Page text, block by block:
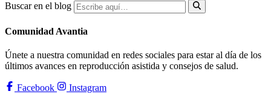
Buscar en el blog
Comunidad Avantia
Únete a nuestra comunidad en redes sociales para estar al día de los
últimos avances en reproducción asistida y consejos de salud.
Facebook Instagram